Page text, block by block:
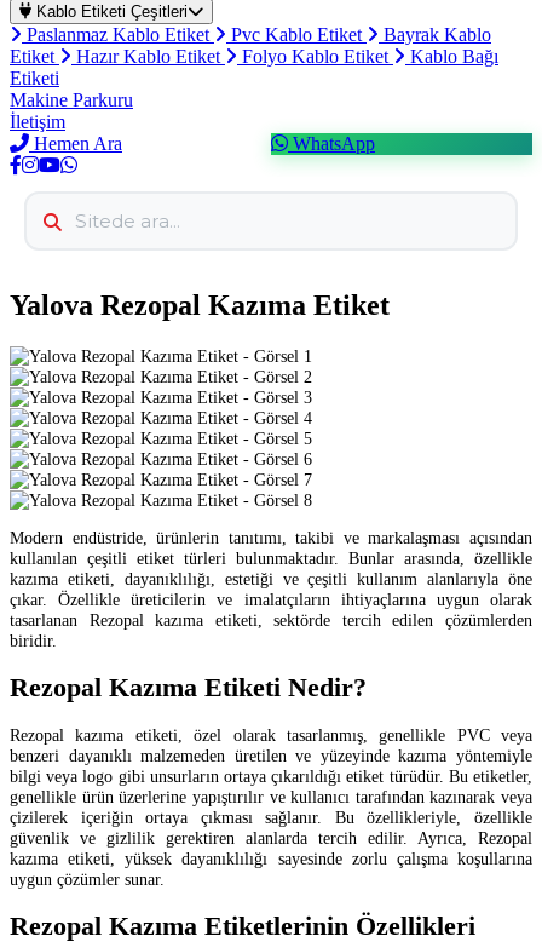
Kablo Etiketi Çeşitleri
Paslanmaz Kablo Etiket Pvc Kablo Etiket
Bayrak Kablo
Etiket
Hazır Kablo Etiket Folyo Kablo Etiket
Kablo Bağı
Etiketi
Makine Parkuru
İletişim
Hemen Ara
WhatsApp
Yalova Rezopal Kazıma Etiket
Modern endüstride, ürünlerin tanıtımı, takibi ve markalaşması açısından
kullanılan çeşitli etiket türleri bulunmaktadır. Bunlar arasında, özellikle
kazıma etiketi, dayanıklılığı, estetiği ve çeşitli kullanım alanlarıyla öne
çıkar. Özellikle üreticilerin ve imalatçıların ihtiyaçlarına uygun olarak
tasarlanan Rezopal kazıma etiketi, sektörde tercih edilen çözümlerden
biridir.
Rezopal Kazıma Etiketi Nedir?
Rezopal kazıma etiketi, özel olarak tasarlanmış, genellikle PVC veya
benzeri dayanıklı malzemeden üretilen ve yüzeyinde kazıma yöntemiyle
bilgi veya logo gibi unsurların ortaya çıkarıldığı etiket türüdür. Bu etiketler,
genellikle ürün üzerlerine yapıştırılır ve kullanıcı tarafından kazınarak veya
çizilerek içeriğin ortaya çıkması sağlanır. Bu özellikleriyle, özellikle
güvenlik ve gizlilik gerektiren alanlarda tercih edilir. Ayrıca, Rezopal
kazıma etiketi, yüksek dayanıklılığı sayesinde zorlu çalışma koşullarına
uygun çözümler sunar.
Rezopal Kazıma Etiketlerinin Özellikleri